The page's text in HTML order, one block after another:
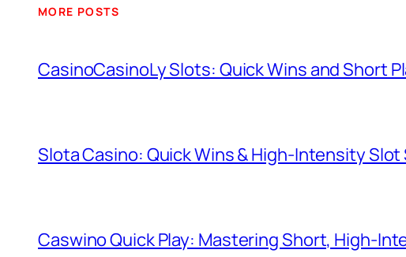
MORE POSTS
CasinoCasinoLy Slots: Quick Wins and Short
Slota Casino: Quick Wins & High‑Intensity
Caswino Quick Play: Mastering Short,